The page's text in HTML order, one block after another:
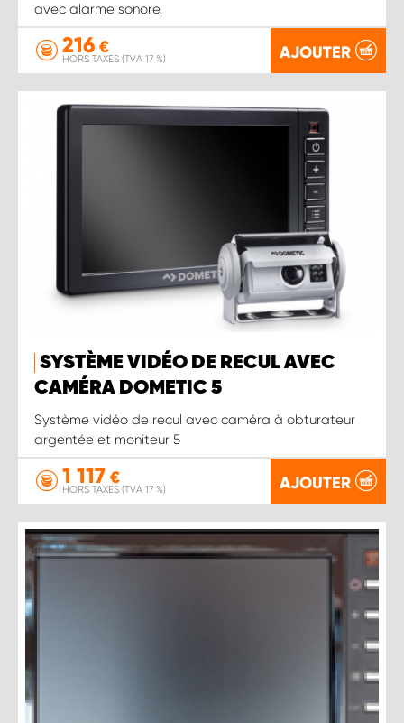
avec alarme sonore.
216 €
HORS TAXES (TVA 17 %) AJOUTER
SYSTÈME VIDÉO DE RECUL AVEC
CAMÉRA DOMETIC 5
Système vidéo de recul avec caméra à obturateur
argentée et moniteur 5
1 117 €
HORS TAXES (TVA 17 %) AJOUTER